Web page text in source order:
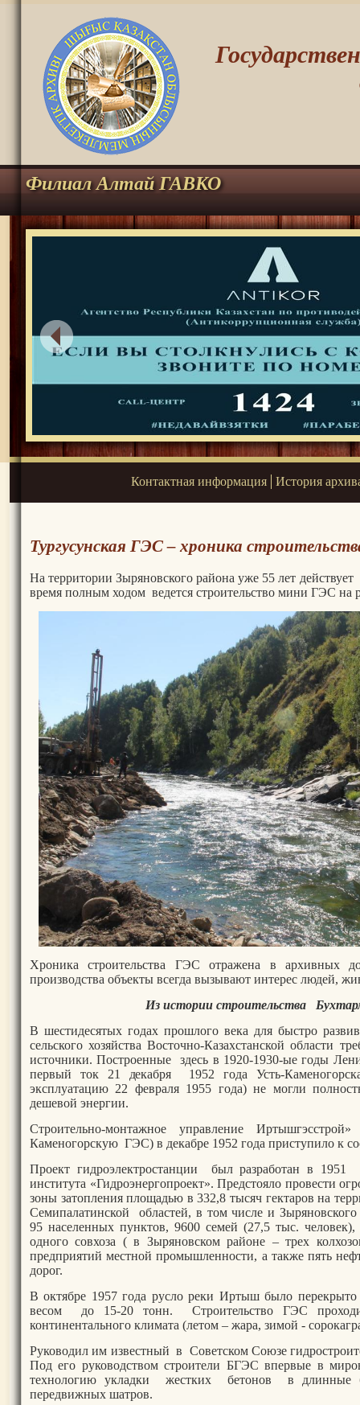
Филиал Алтай ГАВКО
Контактная информация История
Тургусунская ГЭС – хроника
На территории Зыряновского района уже 55 лет
время полным ходом ведется строительство мини ГЭС на
Хроника строительства ГЭС отражена в архивных
производства объекты всегда вызывают интерес людей,
Из истории строительства
В шестидесятых годах прошлого века для быстро
сельского хозяйства Восточно-Казахстанской области
источники. Построенные здесь в 1920-1930-ые годы
первый ток 21 декабря 1952 года Усть-
эксплуатацию 22 февраля 1955 года) не могли
дешевой энергии.
Строительно-монтажное управление
Каменогорскую ГЭС) в декабре 1952 года приступило к
Проект гидроэлектростанции был разработан в 1951
института «Гидроэнергопроект». Предстояло провести
зоны затопления площадью в 332,8 тысяч гектаров на
Семипалатинской областей, в том числе и
95 населенных пунктов, 9600 семей (27,5 тыс. человек),
одного совхоза ( в Зыряновском районе – трех
предприятий местной промышленности, а также пять
дорог.
В октябре 1957 года русло реки Иртыш было
весом до 15-20 тонн. Строительство ГЭС
континентального климата (летом – жара, зимой -
Руководил им известный в Советском Союзе
Под его руководством строители БГЭС впервые в
технологию укладки жестких бетонов в длинные
передвижных шатров.